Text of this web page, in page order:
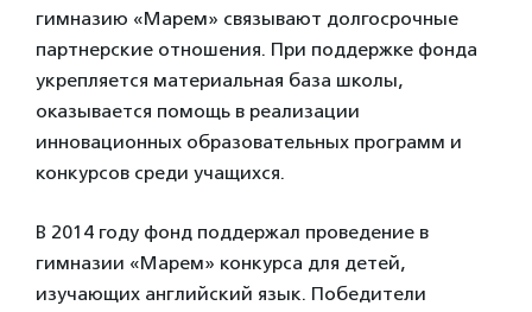
гимназию «Марем» связывают долгосрочные
партнерские отношения. При поддержке фонда
укрепляется материальная база школы,
оказывается помощь в реализации
инновационных образовательных программ и
конкурсов среди учащихся.
В 2014 году фонд поддержал проведение в
гимназии «Марем» конкурса для детей,
изучающих английский язык. Победители